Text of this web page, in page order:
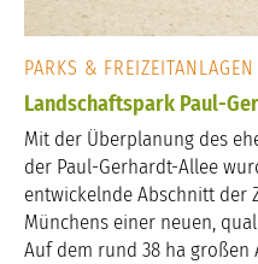
PARKS & FREIZEITANLAGEN
Landschaftspark Paul-
Mit der Überplanung des
der Paul-Gerhardt-Allee
entwickelnde Abschnitt der
Münchens einer neuen,
Auf dem rund 38 ha großen